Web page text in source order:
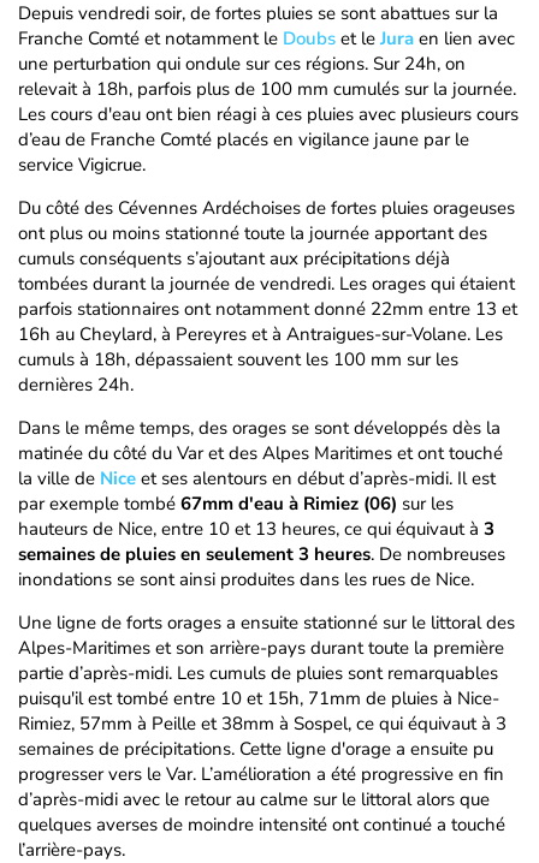
Depuis vendredi soir, de fortes pluies se sont abattues sur la
Franche Comté et notamment le Doubs et le Jura en lien avec
une perturbation qui ondule sur ces régions. Sur 24h, on
relevait à 18h, parfois plus de 100 mm cumulés sur la journée.
Les cours d'eau ont bien réagi à ces pluies avec plusieurs cours
d’eau de Franche Comté placés en vigilance jaune par le
service Vigicrue.
Du côté des Cévennes Ardéchoises de fortes pluies orageuses
ont plus ou moins stationné toute la journée apportant des
cumuls conséquents s’ajoutant aux précipitations déjà
tombées durant la journée de vendredi. Les orages qui étaient
parfois stationnaires ont notamment donné 22mm entre 13 et
16h au Cheylard, à Pereyres et à Antraigues-sur-Volane. Les
cumuls à 18h, dépassaient souvent les 100 mm sur les
dernières 24h.
Dans le même temps, des orages se sont développés dès la
matinée du côté du Var et des Alpes Maritimes et ont touché
la ville de Nice et ses alentours en début d’après-midi. Il est
par exemple tombé 67mm d'eau à Rimiez (06) sur les
hauteurs de Nice, entre 10 et 13 heures, ce qui équivaut à 3
semaines de pluies en seulement 3 heures. De nombreuses
inondations se sont ainsi produites dans les rues de Nice.
Une ligne de forts orages a ensuite stationné sur le littoral des
Alpes-Maritimes et son arrière-pays durant toute la première
partie d’après-midi. Les cumuls de pluies sont remarquables
puisqu'il est tombé entre 10 et 15h, 71mm de pluies à Nice-
Rimiez, 57mm à Peille et 38mm à Sospel, ce qui équivaut à 3
semaines de précipitations. Cette ligne d'orage a ensuite pu
progresser vers le Var. L’amélioration a été progressive en fin
d’après-midi avec le retour au calme sur le littoral alors que
quelques averses de moindre intensité ont continué a touché
l’arrière-pays.